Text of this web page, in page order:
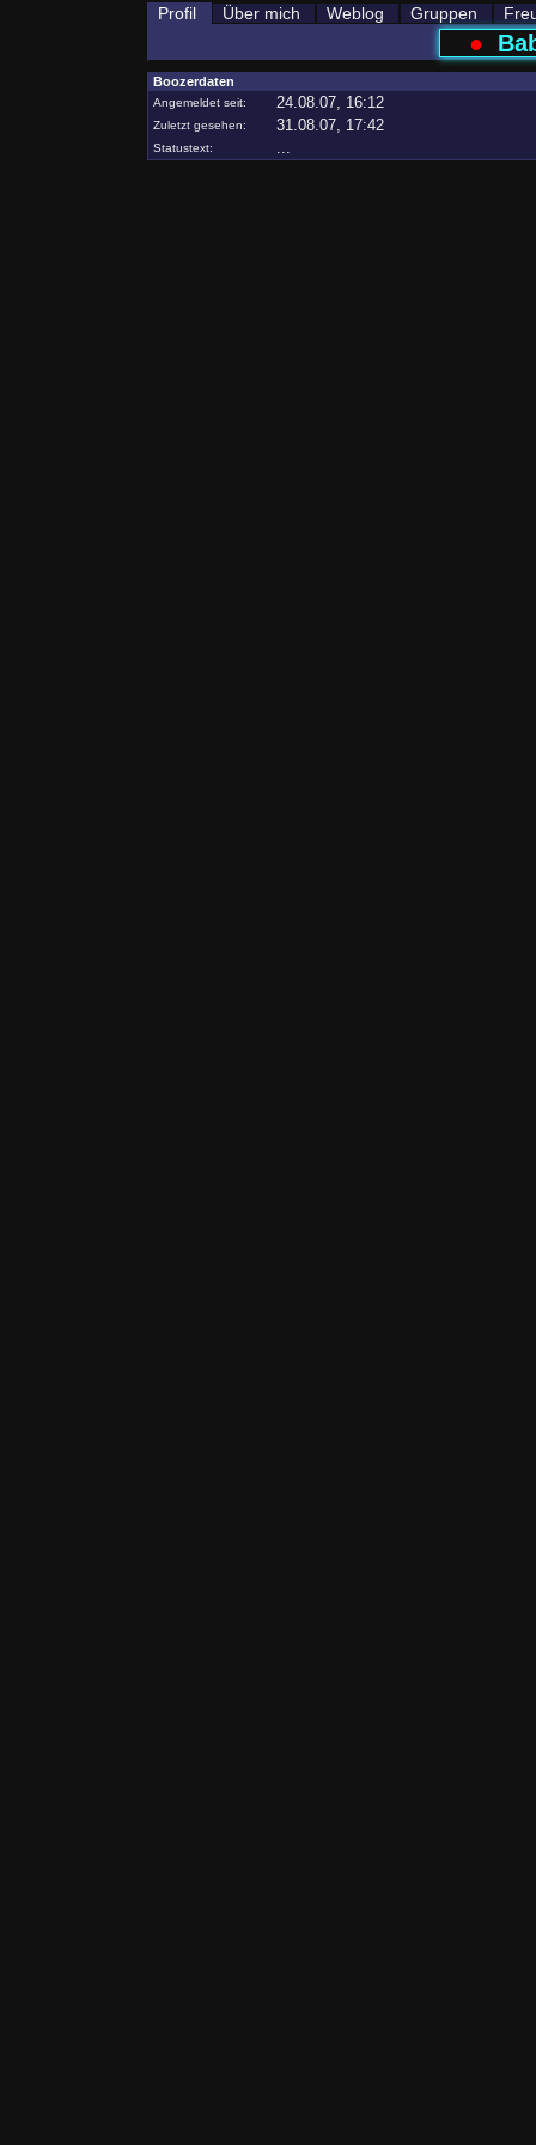
Profil Über mich Weblog Gruppen
●
Boozerdaten
Angemeldet seit: 24.08.07, 16:12
Zuletzt gesehen: 31.08.07, 17:42
Statustext: ...